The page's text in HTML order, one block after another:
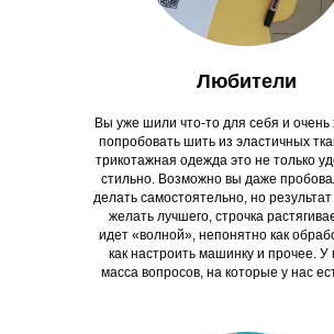
Любители
Вы уже шили что-то для себя и очень
попробовать шить из эластичных
трикотажная одежда это не только
стильно. Возможно вы даже
делать самостоятельно, но
желать лучшего, строчка
идет «волной», непонятно как
как настроить машинку и прочее. У
масса вопросов, на которые у нас